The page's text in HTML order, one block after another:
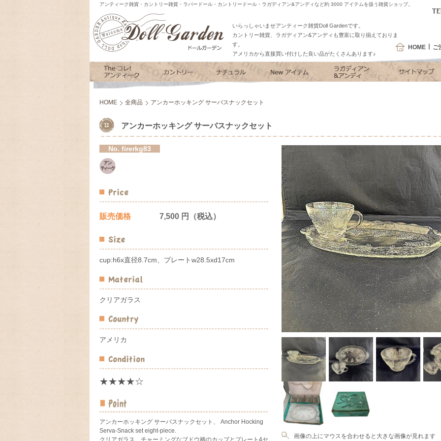
アンティーク雑貨・カントリー雑貨・ラバードール・カントリードール・ラガディアン&アンディなど約 3000 アイテムを扱う雑貨ショップ。
HOME ご
いらっしゃいませアンティーク雑貨Doll Gardenです。
カントリー雑貨、ラガディアン&アンディも豊富に取り揃えておりま
す。
アメリカから直接買い付けした良い品がたくさんあります♪
HOME 全商品 アンカーホッキング サーバスナックセット
アンカーホッキング サーバスナックセット
No. firerkg83
販売価格 7,500 円（税込）
cup:h6x直径8.7cm、プレートw28.5xd17cm
クリアガラス
アメリカ
★★★★☆
アンカーホッキング サーバスナックセット、 Anchor Hocking
Serva-Snack set eight-piece.
クリアガラス、チャーミングなブドウ柄のカップとプレート4セ
画像の上にマウスを合わせると大きな画像が見れます